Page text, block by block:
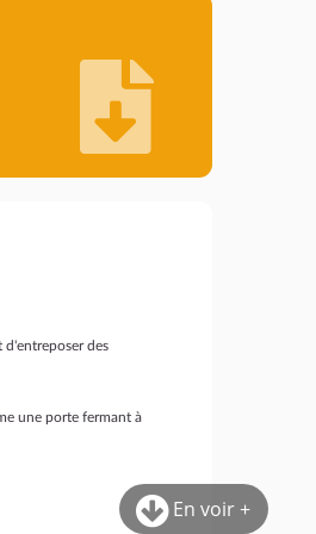
En voir +
d'entreposer des
une porte fermant à